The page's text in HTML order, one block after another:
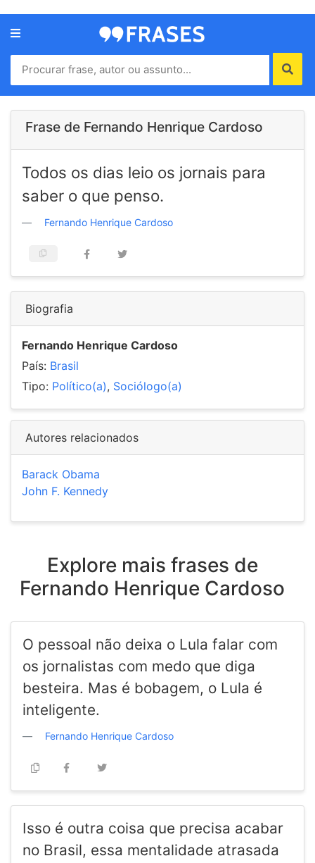
Menu
Home
Autores
de
Frase de Fernando Henrique Cardoso
Todos os dias leio os jornais para
saber o que penso.
Fernando Henrique Cardoso
Biografia
Fernando Henrique Cardoso
País: Brasil
Tipo: Político(a), Sociólogo(a)
Autores relacionados
Barack Obama
John F. Kennedy
Explore mais frases de
Fernando Henrique Cardoso
O pessoal não deixa o Lula falar com
os jornalistas com medo que diga
besteira. Mas é bobagem, o Lula é
inteligente.
Fernando Henrique Cardoso
Isso é outra coisa que precisa acabar
no Brasil, essa mentalidade atrasada